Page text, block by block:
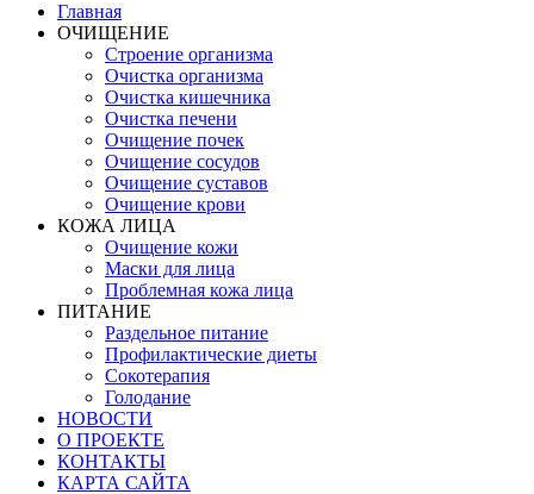
Главная
ОЧИЩЕНИЕ
Строение организма
Очистка организма
Очистка кишечника
Очистка печени
Очищение почек
Очищение сосудов
Очищение суставов
Очищение крови
КОЖА ЛИЦА
Очищение кожи
Маски для лица
Проблемная кожа лица
ПИТАНИЕ
Раздельное питание
Профилактические диеты
Сокотерапия
Голодание
НОВОСТИ
О ПРОЕКТЕ
КОНТАКТЫ
КАРТА САЙТА